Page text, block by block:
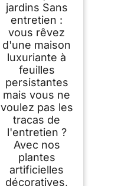
jardins Sans
entretien :
vous rêvez
d'une maison
luxuriante à
feuilles
persistantes
mais vous ne
voulez pas les
tracas de
l'entretien ?
Avec nos
plantes
artificielles
décoratives,